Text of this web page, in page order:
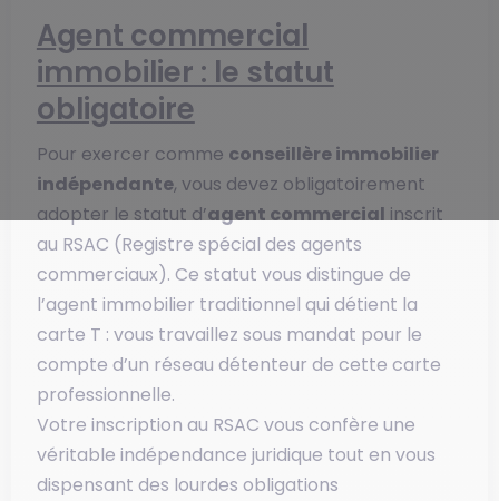
Agent commercial
immobilier : le statut
obligatoire
Pour exercer comme conseillère immobilier
indépendante, vous devez obligatoirement
adopter le statut d’agent commercialinscrit
au RSAC (Registre spécial des agents
commerciaux). Ce statut vous distingue de
l’agent immobilier traditionnel qui détient la
carte T : vous travaillez sous mandat pour le
compte d’un réseau détenteur de cette carte
professionnelle.
Votre inscription au RSAC vous confère une
véritable indépendance juridique tout en vous
dispensant des lourdes obligations